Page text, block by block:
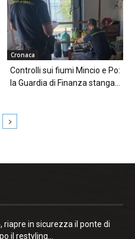
Cronaca
Controlli sui fiumi Mincio e Po:
la Guardia di Finanza stanga...
riapre in sicurezza il ponte di
il restyling...